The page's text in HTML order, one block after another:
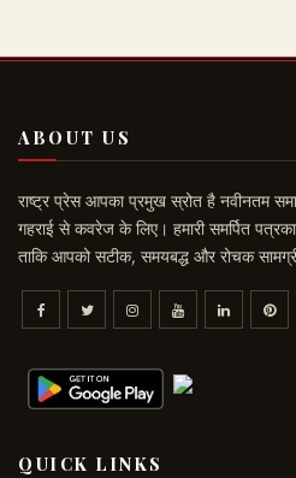
ABOUT US
राष्ट्र प्रेस आपका प्रमुख स्रोत है नवीनतम
गहराई से कवरेज के लिए। हमारी समर्पित
ताकि आपको सटीक, समयबद्ध और रोचक
QUICK LINKS